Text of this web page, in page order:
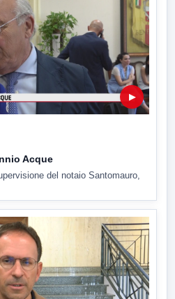
▶
Acque
del notaio Santomauro,